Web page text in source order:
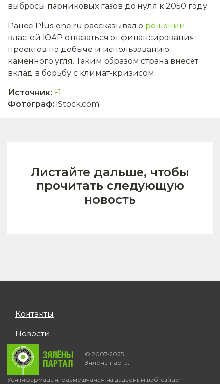
выбросы парниковых газов до нуля к 2050 году.
Ранее Plus-one.ru рассказывал о решении
властей ЮАР отказаться от финансирования
проектов по добыче и использованию
каменного угля. Таким образом страна внесет
вклад в борьбу с климат-кризисом.
Источник: +1
Фотограф: iStock.com
Листайте дальше, чтобы
прочитать следующую
новость
Контакты
Новости
© 2007-2025.
Зялёны партал
Уся інфармацыя, размешчаная на дадзеным вэб-сайце,